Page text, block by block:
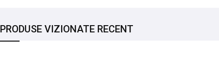
PRODUSE VIZIONATE RECENT